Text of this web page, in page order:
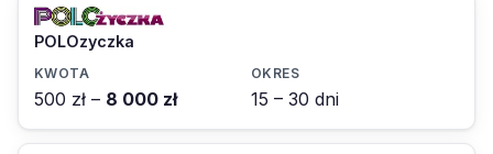
POLOzyczka
500 zł – 8 000 zł 15 – 30 dni